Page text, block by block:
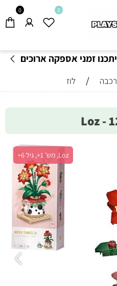
זמני אספקה ארוכים
0 0
/ לוז
Loz, מש' 1+, גיל 6+